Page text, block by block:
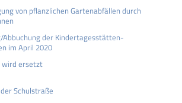
von pflanzlichen Gartenabfällen durch
Abbuchung der Kindertagesstätten-
im April 2020
wird ersetzt
Schulstraße